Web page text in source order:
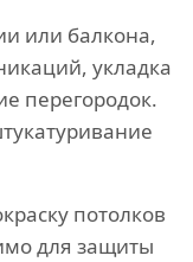
или балкона,
укладка
перегородок.
потолков
для защиты